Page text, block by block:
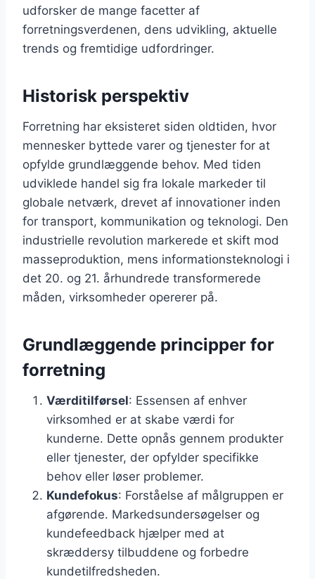
udforsker de mange facetter af
forretningsverdenen, dens udvikling, aktuelle
trends og fremtidige udfordringer.
Historisk perspektiv
Forretning har eksisteret siden oldtiden, hvor
mennesker byttede varer og tjenester for at
opfylde grundlæggende behov. Med tiden
udviklede handel sig fra lokale markeder til
globale netværk, drevet af innovationer inden
for transport, kommunikation og teknologi. Den
industrielle revolution markerede et skift mod
masseproduktion, mens informationsteknologi i
det 20. og 21. århundrede transformerede
måden, virksomheder opererer på.
Grundlæggende principper for
forretning
Værditilførsel: Essensen af enhver
virksomhed er at skabe værdi for
kunderne. Dette opnås gennem produkter
eller tjenester, der opfylder specifikke
behov eller løser problemer.
Kundefokus: Forståelse af målgruppen er
afgørende. Markedsundersøgelser og
kundefeedback hjælper med at
skræddersy tilbuddene og forbedre
kundetilfredsheden.